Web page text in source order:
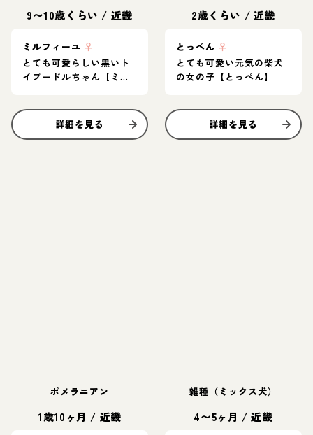
9〜10歳くらい / 近畿
ミルフィーユ ♀
とても可愛らしい黒いト
イプードルちゃん【ミル
詳細を見る
2歳くらい / 近畿
とっぺん ♀
とても可愛い元気の柴犬
の女の子【とっぺん】
詳細を見る
ポメラニアン
1歳10ヶ月 / 近畿
雑種（ミックス犬）
4〜5ヶ月 /近畿